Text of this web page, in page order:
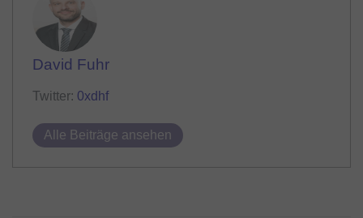
David Fuhr
Twitter: 0xdhf
Alle Beiträge ansehen